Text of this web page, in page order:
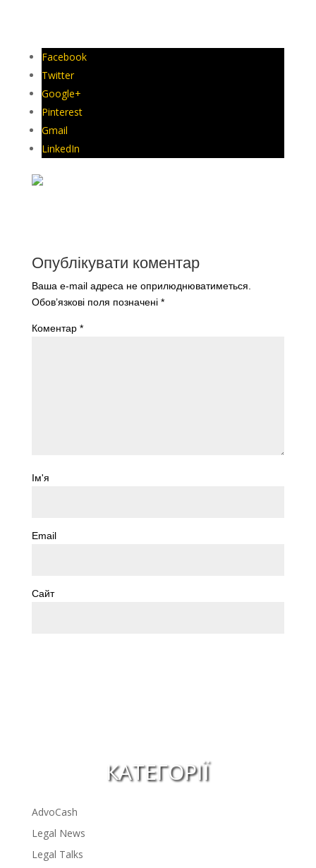
Facebook
Twitter
Google+
Pinterest
Gmail
LinkedIn
Опублікувати коментар
Ваша e-mail адреса не оприлюднюватиметься.
Обов’язкові поля позначені *
Коментар *
Ім'я
Email
Сайт
КАТЕГОРІЇ
AdvoCash
Legal News
Legal Talks